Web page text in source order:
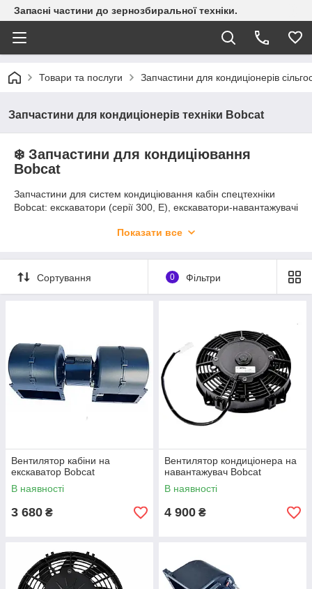
Запасні частини до зернозбиральної техніки.
Товари та послуги Запчастини для кондиціонерів
Запчастини для кондиціонерів техніки Bobcat
❄️ Запчастини для кондиціювання
Bobcat
Запчастини для систем кондиціювання кабін спецтехніки
Bobcat: екскаватори (серії 300, E), екскаватори-навантажувачі
телескопічні навантажувачі (T, TL, TR, V).
Показати все
Сортування 0 Фільтри
Вентилятор кабіни на
екскаватор Bobcat
В наявності
3 680 ₴
Вентилятор кондиціонера на
навантажувач Bobcat
В наявності
4 900 ₴